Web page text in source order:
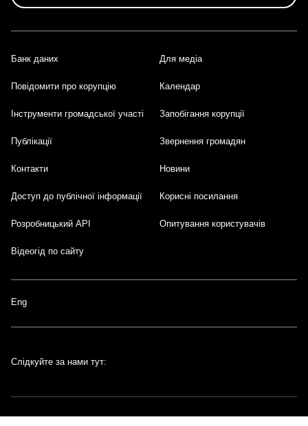
Footer
Банк даних Для медіа
Повідомити про корупцію Календар
Інструменти громадської участі Запобігання корупції
Публікації Звернення громадян
Контакти Новини
Доступ до публічної інформації Корисні посилання
Розробницький API Опитування користувачів
Відеогід по сайту
Eng
Слідкуйте за нами тут: